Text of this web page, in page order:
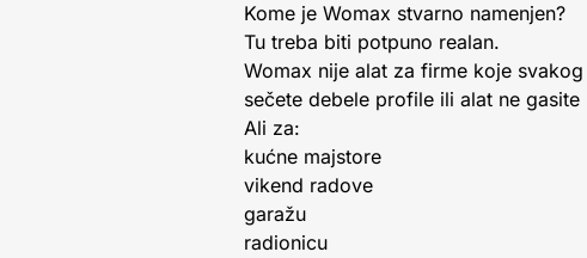
Kome je Womax stvarno namenjen?
Tu treba biti potpuno realan.
Womax nije alat za firme koje
sečete debele profile ili alat ne
Ali za:
kućne majstore
vikend radove
garažu
radionicu